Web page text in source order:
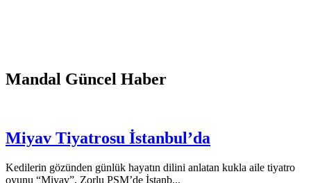
Mandal Güncel Haber
Miyav Tiyatrosu İstanbul’da
Kedilerin gözünden günlük hayatın dilini anlatan kukla aile tiyatro
oyunu “Miyav”, Zorlu PSM’de İstanb...